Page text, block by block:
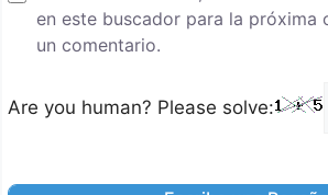
en este buscador para la próxima
un comentario.
Are you human? Please solve: